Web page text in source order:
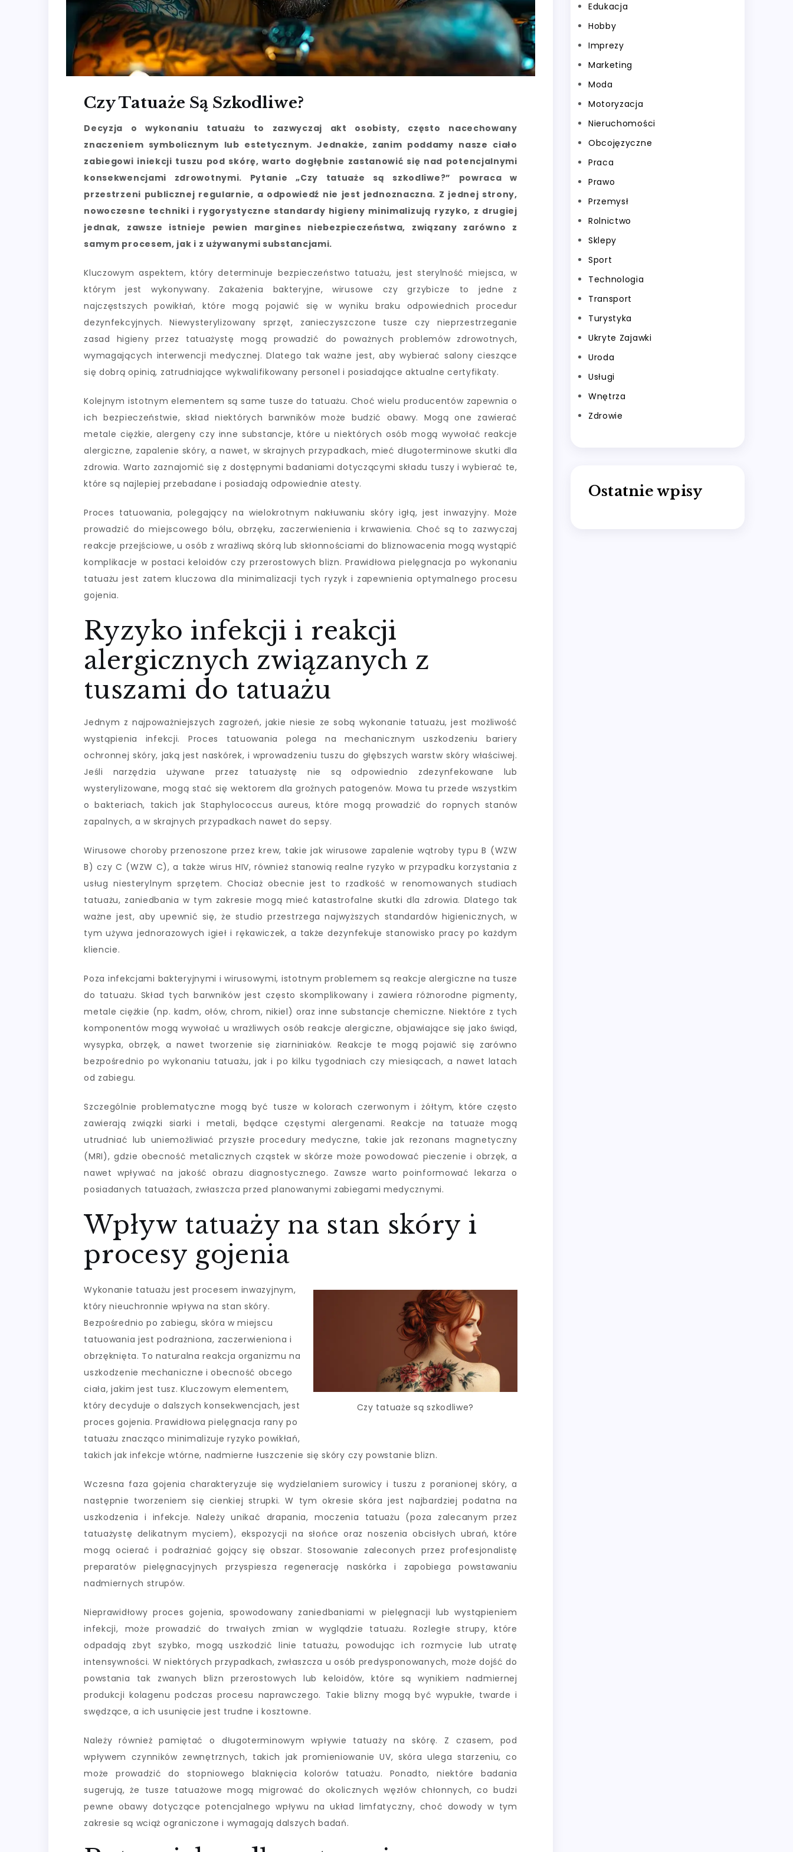
Czy Tatuaże Są Szkodliwe?
Decyzja o wykonaniu tatuażu to zazwyczaj akt osobisty, często nacechowany
znaczeniem symbolicznym lub estetycznym. Jednakże, zanim poddamy nasze ciało
zabiegowi iniekcji tuszu pod skórę, warto dogłębnie zastanowić się nad potencjalnymi
konsekwencjami zdrowotnymi. Pytanie „Czy tatuaże są szkodliwe?” powraca w
przestrzeni publicznej regularnie, a odpowiedź nie jest jednoznaczna. Z jednej strony,
nowoczesne techniki i rygorystyczne standardy higieny minimalizują ryzyko, z drugiej
jednak, zawsze istnieje pewien margines niebezpieczeństwa, związany zarówno z
samym procesem, jak i z używanymi substancjami.
Kluczowym aspektem, który determinuje bezpieczeństwo tatuażu, jest sterylność miejsca, w
którym jest wykonywany. Zakażenia bakteryjne, wirusowe czy grzybicze to jedne z
najczęstszych powikłań, które mogą pojawić się w wyniku braku odpowiednich procedur
dezynfekcyjnych. Niewysterylizowany sprzęt, zanieczyszczone tusze czy nieprzestrzeganie
zasad higieny przez tatuażystę mogą prowadzić do poważnych problemów zdrowotnych,
wymagających interwencji medycznej. Dlatego tak ważne jest, aby wybierać salony cieszące
się dobrą opinią, zatrudniające wykwalifikowany personel i posiadające aktualne certyfikaty.
Kolejnym istotnym elementem są same tusze do tatuażu. Choć wielu producentów zapewnia o
ich bezpieczeństwie, skład niektórych barwników może budzić obawy. Mogą one zawierać
metale ciężkie, alergeny czy inne substancje, które u niektórych osób mogą wywołać reakcje
alergiczne, zapalenie skóry, a nawet, w skrajnych przypadkach, mieć długoterminowe skutki dla
zdrowia. Warto zaznajomić się z dostępnymi badaniami dotyczącymi składu tuszy i wybierać te,
które są najlepiej przebadane i posiadają odpowiednie atesty.
Proces tatuowania, polegający na wielokrotnym nakłuwaniu skóry igłą, jest inwazyjny. Może
prowadzić do miejscowego bólu, obrzęku, zaczerwienienia i krwawienia. Choć są to zazwyczaj
reakcje przejściowe, u osób z wrażliwą skórą lub skłonnościami do bliznowacenia mogą wystąpić
komplikacje w postaci keloidów czy przerostowych blizn. Prawidłowa pielęgnacja po wykonaniu
tatuażu jest zatem kluczowa dla minimalizacji tych ryzyk i zapewnienia optymalnego procesu
gojenia.
Ryzyko infekcji i reakcji
alergicznych związanych z
tuszami do tatuażu
Jednym z najpoważniejszych zagrożeń, jakie niesie ze sobą wykonanie tatuażu, jest możliwość
wystąpienia infekcji. Proces tatuowania polega na mechanicznym uszkodzeniu bariery
ochronnej skóry, jaką jest naskórek, i wprowadzeniu tuszu do głębszych warstw skóry właściwej.
Jeśli narzędzia używane przez tatuażystę nie są odpowiednio zdezynfekowane lub
wysterylizowane, mogą stać się wektorem dla groźnych patogenów. Mowa tu przede wszystkim
o bakteriach, takich jak Staphylococcus aureus, które mogą prowadzić do ropnych stanów
zapalnych, a w skrajnych przypadkach nawet do sepsy.
Wirusowe choroby przenoszone przez krew, takie jak wirusowe zapalenie wątroby typu B (WZW
B) czy C (WZW C), a także wirus HIV, również stanowią realne ryzyko w przypadku korzystania z
usług niesterylnym sprzętem. Chociaż obecnie jest to rzadkość w renomowanych studiach
tatuażu, zaniedbania w tym zakresie mogą mieć katastrofalne skutki dla zdrowia. Dlatego tak
ważne jest, aby upewnić się, że studio przestrzega najwyższych standardów higienicznych, w
tym używa jednorazowych igieł i rękawiczek, a także dezynfekuje stanowisko pracy po każdym
kliencie.
Poza infekcjami bakteryjnymi i wirusowymi, istotnym problemem są reakcje alergiczne na tusze
do tatuażu. Skład tych barwników jest często skomplikowany i zawiera różnorodne pigmenty,
metale ciężkie (np. kadm, ołów, chrom, nikiel) oraz inne substancje chemiczne. Niektóre z tych
komponentów mogą wywołać u wrażliwych osób reakcje alergiczne, objawiające się jako świąd,
wysypka, obrzęk, a nawet tworzenie się ziarniniaków. Reakcje te mogą pojawić się zarówno
bezpośrednio po wykonaniu tatuażu, jak i po kilku tygodniach czy miesiącach, a nawet latach
od zabiegu.
Szczególnie problematyczne mogą być tusze w kolorach czerwonym i żółtym, które często
zawierają związki siarki i metali, będące częstymi alergenami. Reakcje na tatuaże mogą
utrudniać lub uniemożliwiać przyszłe procedury medyczne, takie jak rezonans magnetyczny
(MRI), gdzie obecność metalicznych cząstek w skórze może powodować pieczenie i obrzęk, a
nawet wpływać na jakość obrazu diagnostycznego. Zawsze warto poinformować lekarza o
posiadanych tatuażach, zwłaszcza przed planowanymi zabiegami medycznymi.
Wpływ tatuaży na stan skóry i
procesy gojenia
Czy tatuaże są szkodliwe?
Wykonanie tatuażu jest procesem inwazyjnym,
który nieuchronnie wpływa na stan skóry.
Bezpośrednio po zabiegu, skóra w miejscu
tatuowania jest podrażniona, zaczerwieniona i
obrzęknięta. To naturalna reakcja organizmu na
uszkodzenie mechaniczne i obecność obcego
ciała, jakim jest tusz. Kluczowym elementem,
który decyduje o dalszych konsekwencjach, jest
proces gojenia. Prawidłowa pielęgnacja rany po
tatuażu znacząco minimalizuje ryzyko powikłań,
takich jak infekcje wtórne, nadmierne łuszczenie się skóry czy powstanie blizn.
Wczesna faza gojenia charakteryzuje się wydzielaniem surowicy i tuszu z poranionej skóry, a
następnie tworzeniem się cienkiej strupki. W tym okresie skóra jest najbardziej podatna na
uszkodzenia i infekcje. Należy unikać drapania, moczenia tatuażu (poza zalecanym przez
tatuażystę delikatnym myciem), ekspozycji na słońce oraz noszenia obcisłych ubrań, które
mogą ocierać i podrażniać gojący się obszar. Stosowanie zaleconych przez profesjonalistę
preparatów pielęgnacyjnych przyspiesza regenerację naskórka i zapobiega powstawaniu
nadmiernych strupów.
Nieprawidłowy proces gojenia, spowodowany zaniedbaniami w pielęgnacji lub wystąpieniem
infekcji, może prowadzić do trwałych zmian w wyglądzie tatuażu. Rozległe strupy, które
odpadają zbyt szybko, mogą uszkodzić linie tatuażu, powodując ich rozmycie lub utratę
intensywności. W niektórych przypadkach, zwłaszcza u osób predysponowanych, może dojść do
powstania tak zwanych blizn przerostowych lub keloidów, które są wynikiem nadmiernej
produkcji kolagenu podczas procesu naprawczego. Takie blizny mogą być wypukłe, twarde i
swędzące, a ich usunięcie jest trudne i kosztowne.
Należy również pamiętać o długoterminowym wpływie tatuaży na skórę. Z czasem, pod
wpływem czynników zewnętrznych, takich jak promieniowanie UV, skóra ulega starzeniu, co
może prowadzić do stopniowego blaknięcia kolorów tatuażu. Ponadto, niektóre badania
sugerują, że tusze tatuażowe mogą migrować do okolicznych węzłów chłonnych, co budzi
pewne obawy dotyczące potencjalnego wpływu na układ limfatyczny, choć dowody w tym
zakresie są wciąż ograniczone i wymagają dalszych badań.
Edukacja
Hobby
Imprezy
Marketing
Moda
Motoryzacja
Nieruchomości
Obcojęzyczne
Praca
Prawo
Przemysł
Rolnictwo
Sklepy
Sport
Technologia
Transport
Turystyka
Ukryte Zajawki
Uroda
Usługi
Wnętrza
Zdrowie
Ostatnie wpisy